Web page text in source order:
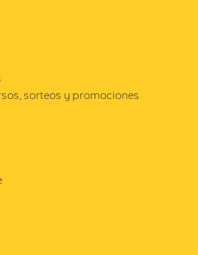
sorteos y promociones